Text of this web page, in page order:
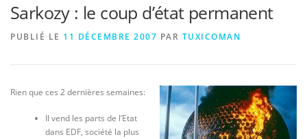
Sarkozy : le coup d’état permanent
PUBLIÉ LE 11 DÉCEMBRE 2007 PAR TUXICOMAN
Rien que ces 2 dernières semaines:
Il vend les parts de l’Etat
dans EDF, société la plus